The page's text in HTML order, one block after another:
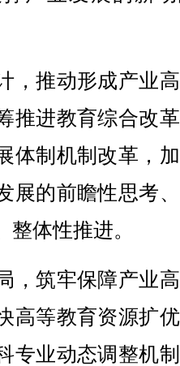
推动形成产业
推进教育综合改
体制机制改革，
展的前瞻性思考
体性推进。
筑牢保障产业
高等教育资源扩
专业动态调整机